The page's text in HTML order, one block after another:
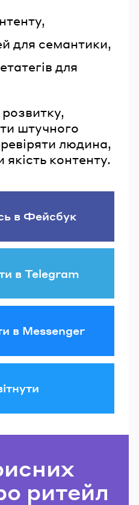
для семантики,
для
штучного
людина,
контенту.
в Фейсбук
в Telegram
в Messenger
ритейл